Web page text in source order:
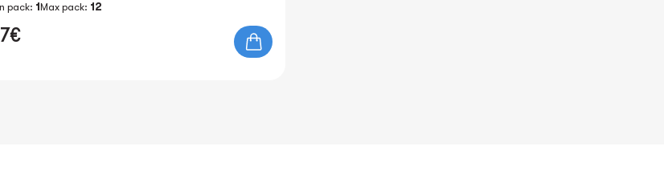
pack: 1Max pack: 12